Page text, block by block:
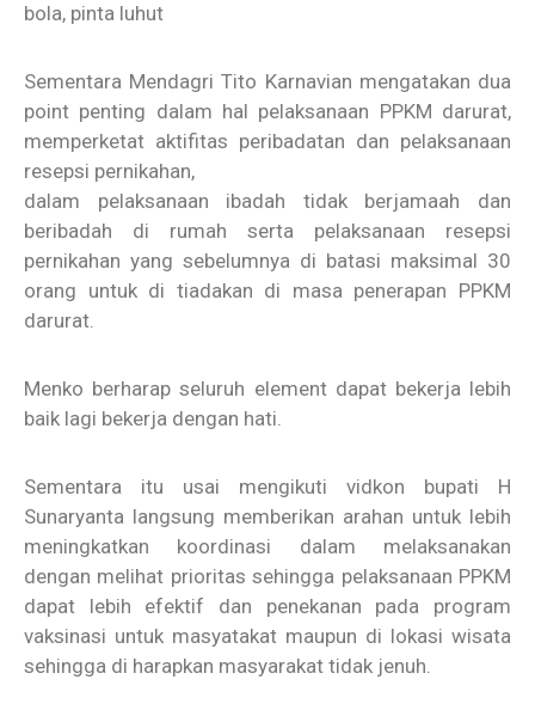
bola, pinta luhut
Sementara Mendagri Tito Karnavian mengatakan dua
point penting dalam hal pelaksanaan PPKM darurat,
memperketat aktifitas peribadatan dan pelaksanaan
resepsi pernikahan,
dalam pelaksanaan ibadah tidak berjamaah dan
beribadah di rumah serta pelaksanaan resepsi
pernikahan yang sebelumnya di batasi maksimal 30
orang untuk di tiadakan di masa penerapan PPKM
darurat.
Menko berharap seluruh element dapat bekerja lebih
baik lagi bekerja dengan hati.
Sementara itu usai mengikuti vidkon bupati H
Sunaryanta langsung memberikan arahan untuk lebih
meningkatkan koordinasi dalam melaksanakan
dengan melihat prioritas sehingga pelaksanaan PPKM
dapat lebih efektif dan penekanan pada program
vaksinasi untuk masyatakat maupun di lokasi wisata
sehingga di harapkan masyarakat tidak jenuh.